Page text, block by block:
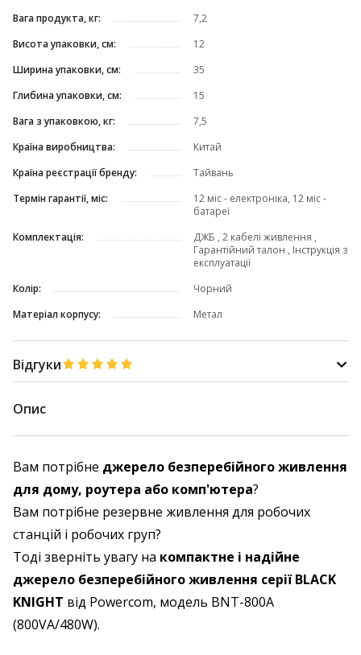
Вага продукта, кг:
7,2
Висота упаковки, см:
12
Ширина упаковки, см:
35
Глибина упаковки, см:
15
Вага з упаковкою, кг:
7,5
Країна виробництва:
Китай
Країна реєстрації бренду:
Тайвань
Термін гарантії, міс:
12 міс - електроніка, 12 міс -
батареї
Комплектація:
ДЖБ , 2 кабелі живлення ,
Гарантійний талон , Інструкція з
експлуатації
Колір:
Чорний
Матеріал корпусу:
Метал
Відгуки
Опис
Вам потрібне джерело безперебійного живлення
для дому, роутера або комп'ютера?
Вам потрібне резервне живлення для робочих
станцій і робочих груп?
Тоді зверніть увагу на компактне і надійне
джерело безперебійного живлення серії BLACK
KNIGHT від Powercom, модель BNT-800A
(800VA/480W).